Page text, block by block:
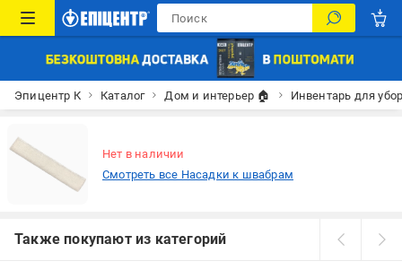
Эпицентр К Каталог Дом и интерьер 🏠 Инвентарь для
Нет в наличии
Смотреть все Насадки к швабрам
Также покупают из категорий